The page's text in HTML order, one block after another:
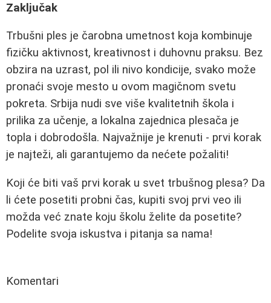
Zaključak
Trbušni ples je čarobna umetnost koja kombinuje
fizičku aktivnost, kreativnost i duhovnu praksu. Bez
obzira na uzrast, pol ili nivo kondicije, svako može
pronaći svoje mesto u ovom magičnom svetu
pokreta. Srbija nudi sve više kvalitetnih škola i
prilika za učenje, a lokalna zajednica plesača je
topla i dobrodošla. Najvažnije je krenuti - prvi korak
je najteži, ali garantujemo da nećete požaliti!
Koji će biti vaš prvi korak u svet trbušnog plesa? Da
li ćete posetiti probni čas, kupiti svoj prvi veo ili
možda već znate koju školu želite da posetite?
Podelite svoja iskustva i pitanja sa nama!
Komentari